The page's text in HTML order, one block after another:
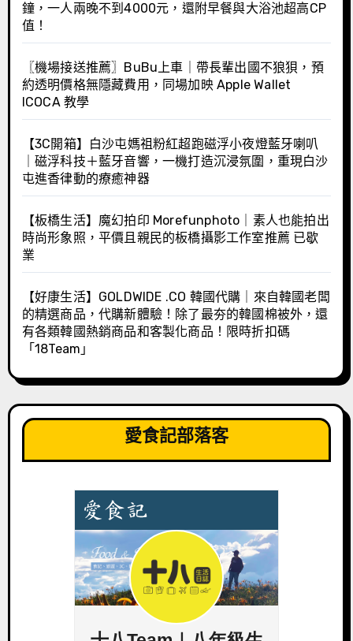
鐘，一人兩晚不到4000元，還附早餐與大浴池超高CP
值！
〖機場接送推薦〗BuBu上車｜帶長輩出國不狼狽，預
約透明價格無隱藏費用，同場加映 Apple Wallet
ICOCA 教學
【3C開箱】白沙屯媽祖粉紅超跑磁浮小夜燈藍牙喇叭
｜磁浮科技＋藍牙音響，一機打造沉浸氛圍，重現白沙
屯進香律動的療癒神器
【板橋生活】魔幻拍印 Morefunphoto｜素人也能拍出
時尚形象照，平價且親民的板橋攝影工作室推薦 已歇
業
【好康生活】GOLDWIDE .CO 韓國代購｜來自韓國老闆
的精選商品，代購新體驗！除了最夯的韓國棉被外，還
有各類韓國熱銷商品和客製化商品！限時折扣碼
「18Team」
愛食記部落客